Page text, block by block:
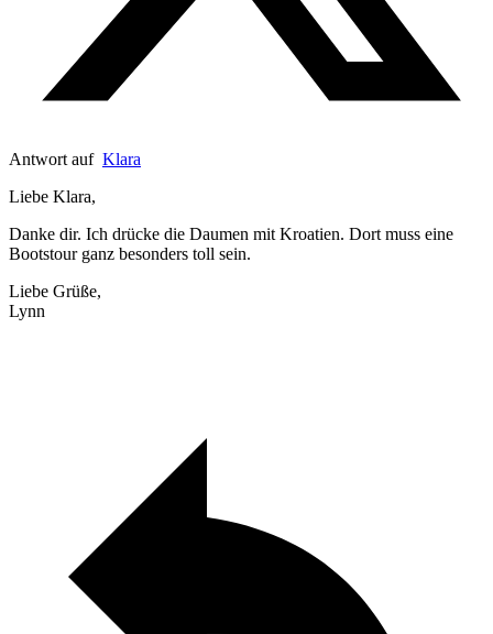
Antwort auf Klara
Liebe Klara,
Danke dir. Ich drücke die Daumen mit Kroatien. Dort muss eine
Bootstour ganz besonders toll sein.
Liebe Grüße,
Lynn